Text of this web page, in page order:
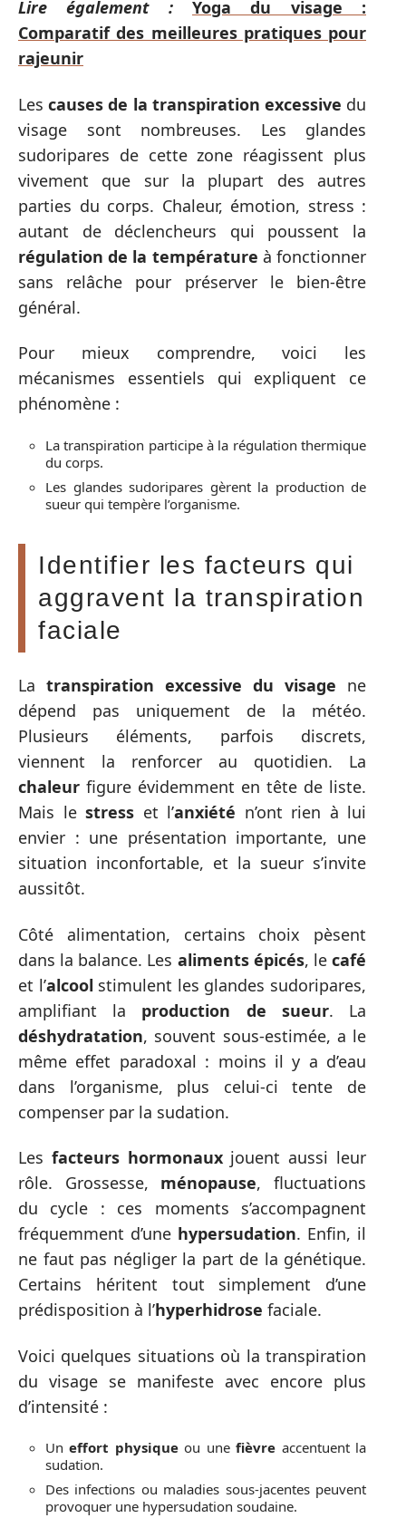
Lire également :
Yoga du visage :
Comparatif des meilleures pratiques pour
rajeunir
Lescauses de la transpiration excessive du
visage sont nombreuses. Les glandes
sudoripares de cette zone réagissent plus
vivement que sur la plupart des autres
parties du corps. Chaleur, émotion, stress :
autant de déclencheurs qui poussent la
régulation de la température à fonctionner
sans relâche pour préserver le bien-être
général.
Pour mieux comprendre, voici les
mécanismes essentiels qui expliquent ce
phénomène :
La transpiration participe à la régulation thermique
du corps.
Les glandes sudoripares gèrent la production de
sueur qui tempère l’organisme.
Identifier les facteurs qui
aggravent la transpiration
faciale
La transpiration excessive du visage ne
dépend pas uniquement de la météo.
Plusieurs éléments, parfois discrets,
viennent la renforcer au quotidien. La
chaleur figure évidemment en tête de liste.
Mais le stress et l’anxiété n’ont rien à lui
envier : une présentation importante, une
situation inconfortable, et la sueur s’invite
aussitôt.
Côté alimentation, certains choix pèsent
dans la balance. Les aliments épicés, lecafé
et l’alcool stimulent les glandes sudoripares,
amplifiant la production de sueur. La
déshydratation, souvent sous-estimée, a le
même effet paradoxal : moins il y a d’eau
dans l’organisme, plus celui-ci tente de
compenser par la sudation.
Les facteurs hormonauxjouent aussi leur
rôle. Grossesse, ménopause, fluctuations
du cycle : ces moments s’accompagnent
fréquemment d’une hypersudation. Enfin, il
ne faut pas négliger la part de la génétique.
Certains héritent tout simplement d’une
prédisposition à l’hyperhidrose faciale.
Voici quelques situations où la transpiration
du visage se manifeste avec encore plus
d’intensité :
Uneffort physiqueou unefièvre accentuent la
sudation.
Des infections ou maladies sous-jacentes peuvent
provoquer une hypersudation soudaine.